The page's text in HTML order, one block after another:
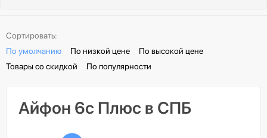
Сортировать:
По умолчанию
По низкой цене
По высокой цене
Товары со скидкой
По популярности
Айфон 6с Плюс в СПБ